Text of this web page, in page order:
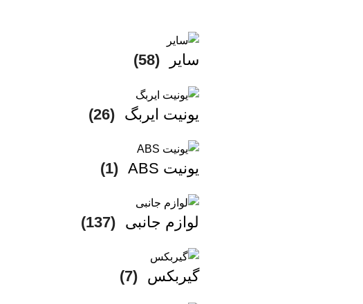
سایر (58)
یونیت ایربگ (26)
یونیت ABS (1)
لوازم جانبی (137)
گیربکس (7)